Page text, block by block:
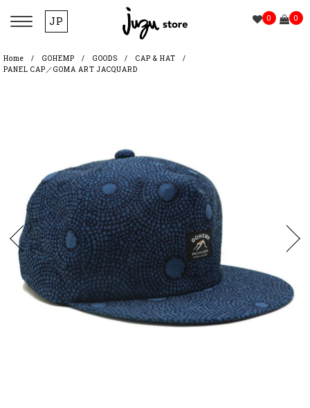
JP 0 0
Home GOHEMP GOODS
CAP & HAT
PANEL CAP／GOMA ART JACQUARD